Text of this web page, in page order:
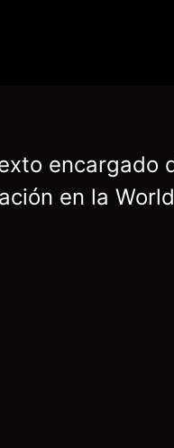
encargado
en la